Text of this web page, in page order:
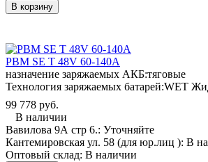
В корзину
PBM SE T 48V 60-140A
назначение заряжаемых АКБ:тяговые
Технология заряжаемых батарей:WET
99 778 руб.
В наличии
Вавилова 9А стр 6.: Уточняйте
Кантемировская ул. 58 (для юр.лиц ): В
Оптовый склад: В наличии